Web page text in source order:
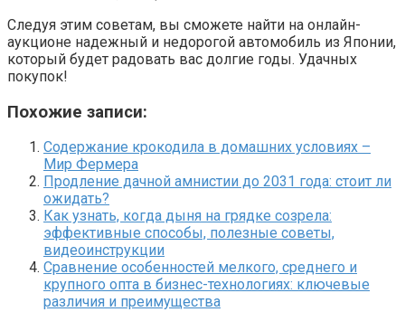
Следуя этим советам, вы сможете найти на онлайн-
аукционе надежный и недорогой автомобиль из Японии,
который будет радовать вас долгие годы. Удачных
покупок!
Похожие записи:
Содержание крокодила в домашних условиях –
Мир Фермера
Продление дачной амнистии до 2031 года: стоит ли
ожидать?
Как узнать, когда дыня на грядке созрела:
эффективные способы, полезные советы,
видеоинструкции
Сравнение особенностей мелкого, среднего и
крупного опта в бизнес-технологиях: ключевые
различия и преимущества